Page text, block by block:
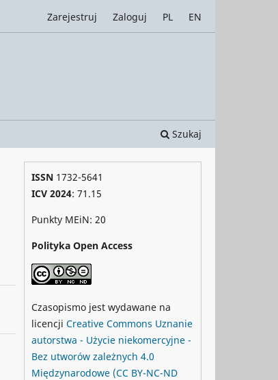
Szukaj
Zarejestruj Zaloguj PL EN
ISSN 1732-5641
ICV 2024: 71.15
Punkty MEiN: 20
Polityka Open Access
Czasopismo jest wydawane na
licencji Creative Commons Uznanie
autorstwa - Użycie niekomercyjne -
Bez utworów zależnych 4.0
Międzynarodowe (CC BY-NC-ND